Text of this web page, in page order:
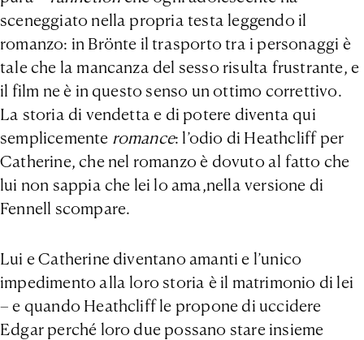
sceneggiato nella propria testa leggendo il
romanzo: in Brönte il trasporto tra i personaggi è
tale che la mancanza del sesso risulta frustrante, e
il film ne è in questo senso un ottimo correttivo.
La storia di vendetta e di potere diventa qui
semplicemente romance: l’odio di Heathcliff per
Catherine, che nel romanzo è dovuto al fatto che
lui non sappia che lei lo ama,nella versione di
Fennell scompare.
Lui e Catherine diventano amanti e l’unico
impedimento alla loro storia è il matrimonio di lei
– e quando Heathcliff le propone di uccidere
Edgar perché loro due possano stare insieme